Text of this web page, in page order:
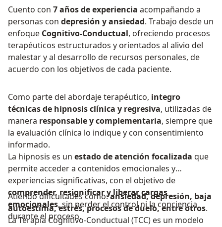
Cuento con 7 años de experiencia acompañando a
personas con depresión y ansiedad. Trabajo desde un
enfoque Cognitivo-Conductual, ofreciendo procesos
terapéuticos estructurados y orientados al alivio del
malestar y al desarrollo de recursos personales, de
acuerdo con los objetivos de cada paciente.
Como parte del abordaje terapéutico, integro
técnicas de hipnosis clínica y regresiva, utilizadas de
manera responsable y complementaria, siempre que
la evaluación clínica lo indique y con consentimiento
informado.
La hipnosis es un estado de atención focalizada que
permite acceder a contenidos emocionales y
experiencias significativas, con el objetivo de
comprender, resignificar y liberar cargas
emocionales, sin perder el control ni la conciencia
durante el proceso.
Atiendo dificultades como:ansiedad, depresión, baja
autoestima, estrés, procesos de duelo, entre otros.
La Terapia Cognitivo-Conductual (TCC) es un modelo